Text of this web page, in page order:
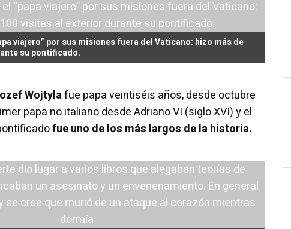
viajero” por sus misiones fuera del Vaticano: hizo más de
su pontificado.
Wojtylafue papa veintiséis años, desde octubre
papa no italiano desde Adriano VI (siglo XVI) y el
fue uno de los más largos de la historia.